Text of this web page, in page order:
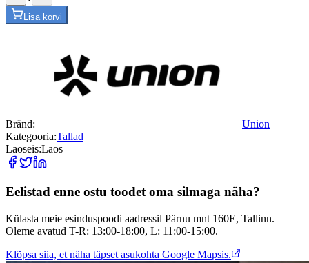
Lisa korvi
Bränd:
Union
Kategooria:Tallad
Laoseis:Laos
Eelistad enne ostu toodet oma silmaga näha?
Külasta meie esinduspoodi aadressil Pärnu mnt 160E, Tallinn.
Oleme avatud T-R: 13:00-18:00, L: 11:00-15:00.
Klõpsa siia, et näha täpset asukohta Google Mapsis.